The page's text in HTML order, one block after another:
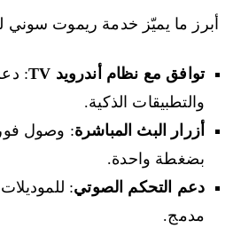
أبرز ما يميّز خدمة ريموت سوني
توافق مع نظام أندرويد TV
:
والتطبيقات الذكية.
أزرار البث المباشرة: وصول
بضغطة واحدة.
دعم التحكم الصوتي:
مدمج.